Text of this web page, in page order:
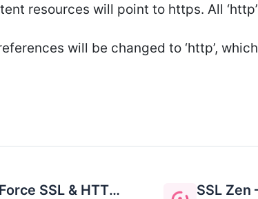
resources will point to https. All
will be changed to ‘http’,
WP Force SSL & HTTPS SSL Redirect